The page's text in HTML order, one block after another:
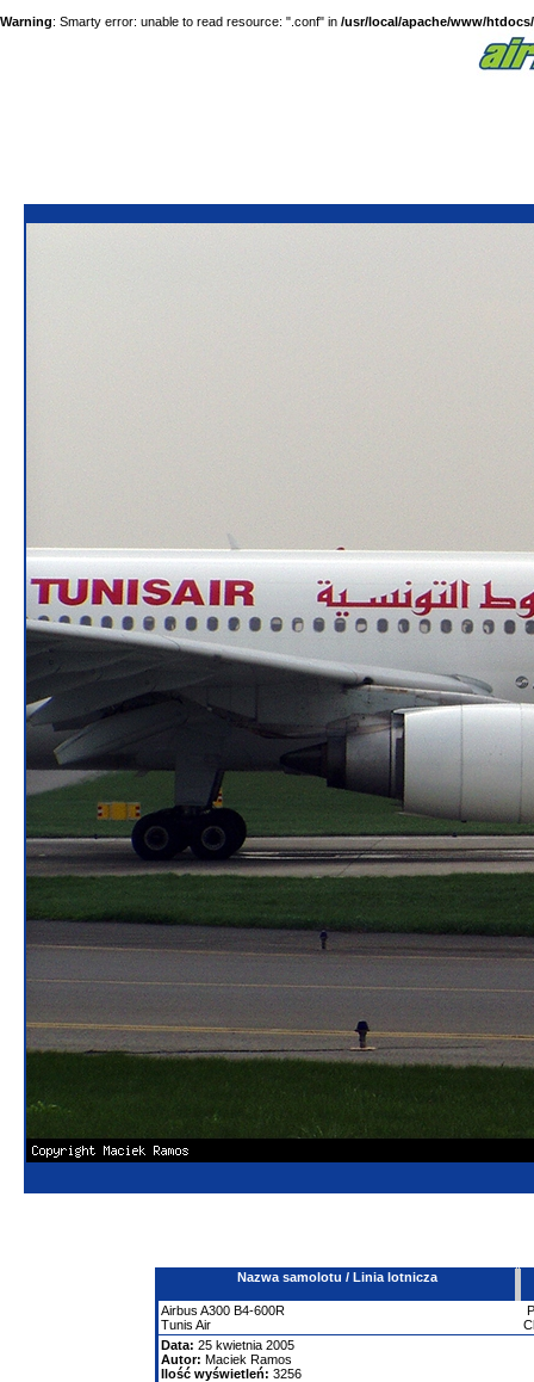
Warning: Smarty error: unable to read resource: ".conf" in /usr/local/apache/www/
Nazwa samolotu / Linia lotnicza
Airbus A300 B4-600R
Tunis Air
Data: 25 kwietnia 2005
Autor: Maciek Ramos
Ilość wyświetleń: 3256